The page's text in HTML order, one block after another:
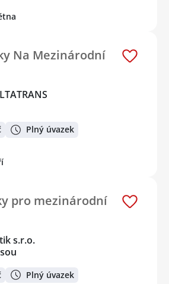
Na Mezinárodní
Plný úvazek
pro mezinárodní
s.r.o.
Plný úvazek